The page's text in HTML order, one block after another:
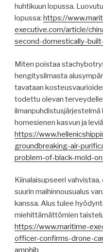
huhtikuun lopussa.
lopussa: https://
executive.com/article/
second-domestically-
Miten poistaa
hengitysilmasta
tavataan
todettu olevan
homesienen kasvun ja
https://
groundbreaking-air-
problem-of-black-mold-
Kiinalaisupseeri
suurin maihinnousualus
kanssa. Alus tulee
miehittämättömien
https://www.maritime-
officer-confirms-drone-
amphib